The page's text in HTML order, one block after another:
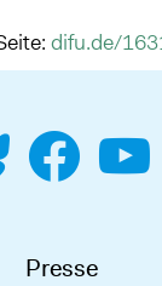
difu.de/
Presse